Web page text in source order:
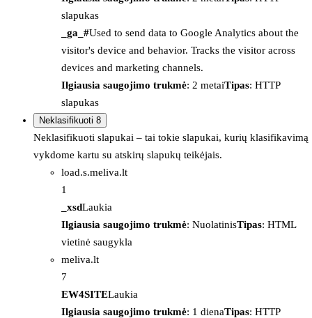
slapukas
_ga_#Used to send data to Google Analytics about the
visitor's device and behavior. Tracks the visitor across
devices and marketing channels.
Ilgiausia saugojimo trukmė: 2 metaiTipas: HTTP
slapukas
Neklasifikuoti 8
Neklasifikuoti slapukai – tai tokie slapukai, kurių klasifikavimą
vykdome kartu su atskirų slapukų teikėjais.
load.s.meliva.lt
1
_xsdLaukia
Ilgiausia saugojimo trukmė: NuolatinisTipas: HTML
vietinė saugykla
meliva.lt
7
EW4SITELaukia
Ilgiausia saugojimo trukmė: 1 dienaTipas: HTTP